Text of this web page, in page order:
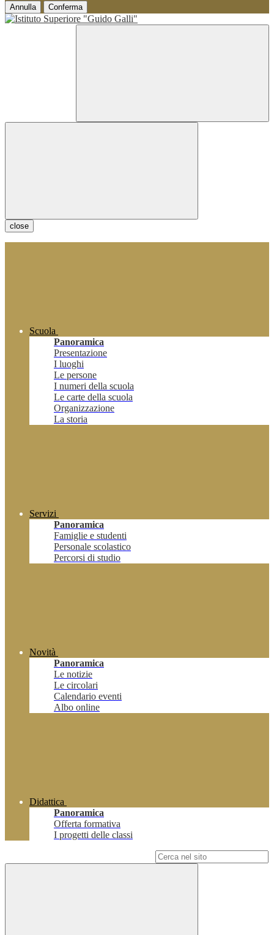
Annulla Conferma
close
Scuola
Panoramica
Presentazione
I luoghi
Le persone
I numeri della scuola
Le carte della scuola
Organizzazione
La storia
Servizi
Panoramica
Famiglie e studenti
Personale scolastico
Percorsi di studio
Novità
Panoramica
Le notizie
Le circolari
Calendario eventi
Albo online
Didattica
Panoramica
Offerta formativa
I progetti delle classi